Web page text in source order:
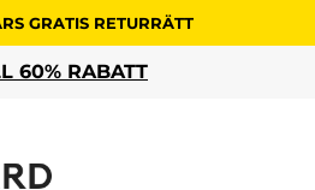
GRATIS RETURRÄTT